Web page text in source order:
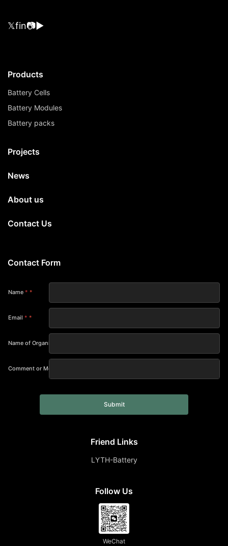
𝕏fin📷▶
Products
Battery Cells
Battery Modules
Battery packs
Projects
News
About us
Contact Us
Contact Form
Name *
Email *
Name of Organization
Comment or Message
Submit
Friend Links
LYTH-Battery
Follow Us
WeChat